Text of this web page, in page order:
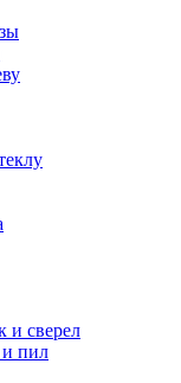
и сверел
и пил